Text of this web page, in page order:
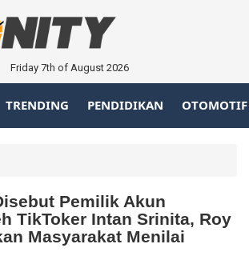
Friday 7th of August 2026
TRENDING PENDIDIKAN OTOMOTIF
Pemilik Akun
TikToker Intan Srinita, Roy
Masyarakat Menilai